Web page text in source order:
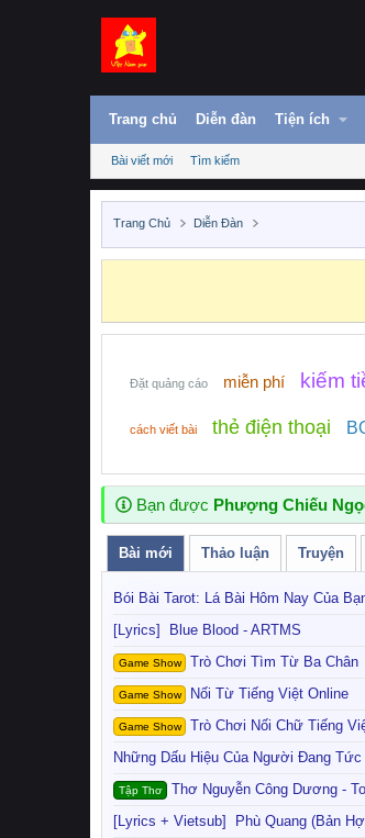
Trang chủ Diễn đàn Tiện ích
Bài viết mới Tìm kiếm
Trang Chủ Diễn Đàn
Đặt quảng cáo miễn phí kiếm
cách viết bài thẻ điện thoại
Bạn được Phượng Chiếu
Bài mới Thảo luận Truyện
Bói Bài Tarot: Lá Bài Hôm Nay Của
[Lyrics]
Blue Blood - ARTMS
Game Show Trò Chơi Tìm Từ Ba Chân
Game Show Nối Từ Tiếng Việt Online
Game Show Trò Chơi Nối Chữ Tiếng
Những Dấu Hiệu Của Người Đang Tức
Tập Thơ Thơ Nguyễn Công Dương -
[Lyrics + Vietsub]
Phù Quang (Bản
Straw151:
Wall-E:
Chào bạn
Rewrite4future: :
Truyện Ngắn - Sút.
Lunarchen: Tản Văn - Chỉ Là. . .
Lunarchen : @Adminanh ơi, sao em
Lunarchen:
Kêu là bị lỗi máy chủ